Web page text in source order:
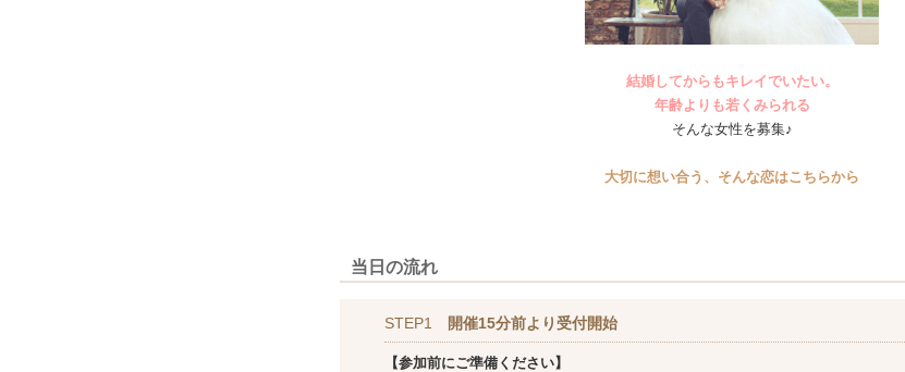
結婚してからもキレイでいたい。
年齢よりも若くみられる
そんな女性を募集♪
大切に想い合う、そんな恋はこちらから
当日の流れ
STEP1 開催15分前より受付開始
【参加前にご準備ください】